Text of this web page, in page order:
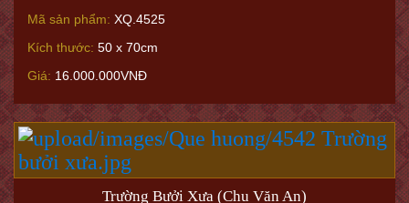
Mã sản phẩm: XQ.4525
Kích thước: 50 x 70cm
Giá: 16.000.000VNĐ
Trường Bưởi Xưa (Chu Văn An)